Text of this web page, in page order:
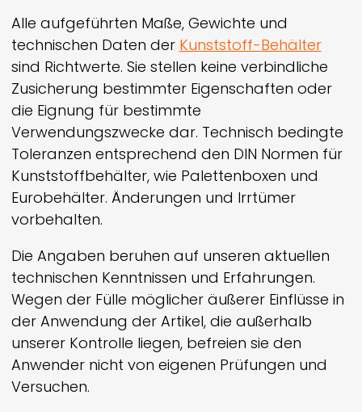
Alle aufgeführten Maße, Gewichte und
technischen Daten der Kunststoff-Behälter
sind Richtwerte. Sie stellen keine verbindliche
Zusicherung bestimmter Eigenschaften oder
die Eignung für bestimmte
Verwendungszwecke dar. Technisch bedingte
Toleranzen entsprechend den DIN Normen für
Kunststoffbehälter, wie Palettenboxen und
Eurobehälter. Änderungen und Irrtümer
vorbehalten.
Die Angaben beruhen auf unseren aktuellen
technischen Kenntnissen und Erfahrungen.
Wegen der Fülle möglicher äußerer Einflüsse in
der Anwendung der Artikel, die außerhalb
unserer Kontrolle liegen, befreien sie den
Anwender nicht von eigenen Prüfungen und
Versuchen.